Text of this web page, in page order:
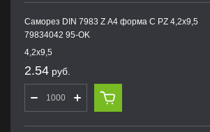
Саморез DIN 7983 Z А4 форма С PZ 4,2х9,5
79834042 95-OK
4,2х9,5
2.54 руб.